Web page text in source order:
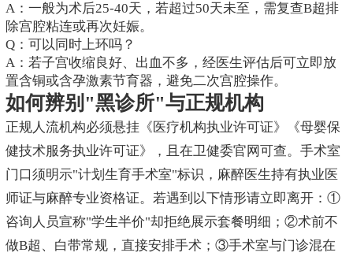
A：一般为术后25-40天，若超过50天未至，需复查B超排
除宫腔粘连或再次妊娠。
Q：可以同时上环吗？
A：若子宫收缩良好、出血不多，经医生评估后可立即放
置含铜或含孕激素节育器，避免二次宫腔操作。
如何辨别"黑诊所"与正规机构
正规人流机构必须悬挂《医疗机构执业许可证》《母婴保
健技术服务执业许可证》，且在卫健委官网可查。手术室
门口须明示"计划生育手术室"标识，麻醉医生持有执业医
师证与麻醉专业资格证。若遇到以下情形请立即离开：①
咨询人员宣称"学生半价"却拒绝展示套餐明细；②术前不
做B超、白带常规，直接安排手术；③手术室与门诊混在